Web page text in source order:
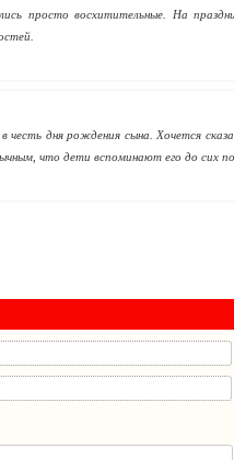
просто восхитительные. На
дня рождения сына. Хочется
что дети вспоминают его до сих